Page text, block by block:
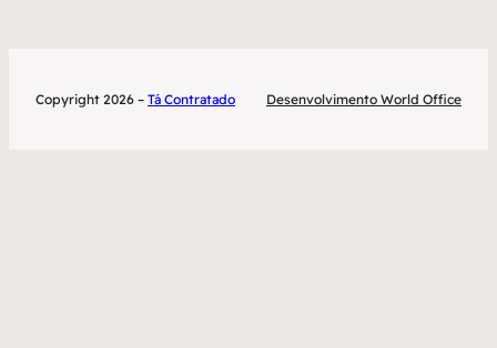
Copyright 2026 – Tá Contratado Desenvolvimento World Office